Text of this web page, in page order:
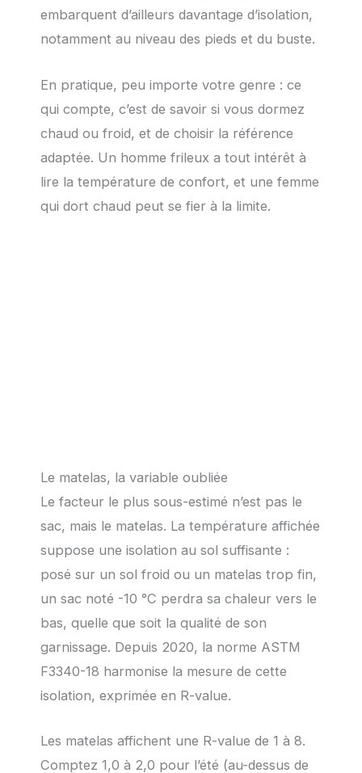
embarquent d’ailleurs davantage d’isolation,
notamment au niveau des pieds et du buste.
En pratique, peu importe votre genre : ce
qui compte, c’est de savoir si vous dormez
chaud ou froid, et de choisir la référence
adaptée. Un homme frileux a tout intérêt à
lire la température de confort, et une femme
qui dort chaud peut se fier à la limite.
Le matelas, la variable oubliée
Le facteur le plus sous-estimé n’est pas le
sac, mais le matelas. La température affichée
suppose une isolation au sol suffisante :
posé sur un sol froid ou un matelas trop fin,
un sac noté -10 °C perdra sa chaleur vers le
bas, quelle que soit la qualité de son
garnissage. Depuis 2020, la norme ASTM
F3340-18 harmonise la mesure de cette
isolation, exprimée en R-value.
Les matelas affichent une R-value de 1 à 8.
Comptez 1,0 à 2,0 pour l’été (au-dessus de